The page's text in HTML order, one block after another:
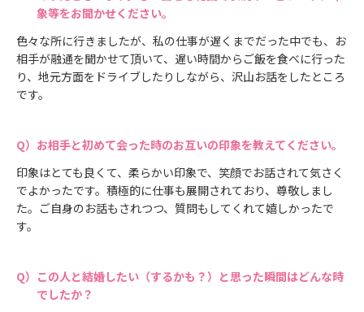
象等をお聞かせください。
色々な所に行きましたが、私の仕事が遅くまでだった中でも、お
相手が融通を聞かせて頂いて、遅い時間からご飯を食べに行った
り、地元方面をドライブしたりしながら、沢山お話をしたところ
です。
お相手と初めて会った時のお互いの印象を教えてください。
印象はとても良くて、柔らかい印象で、笑顔でお話されて気さく
でよかったです。積極的に仕事も展開されており、尊敬しまし
た。ご自身のお話もされつつ、質問もしてくれて嬉しかったで
す。
この人と結婚したい（するかも？）と思った瞬間はどんな時
でしたか？